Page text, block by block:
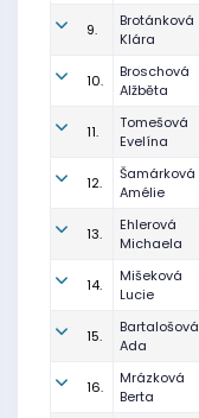
9.
Brotánková
Klára
10.
Broschová
Alžběta
11.
Tomešová
Evelína
12.
Šamárková
Amélie
13.
Ehlerová
Michaela
14.
Mišeková
Lucie
15.
Bartalošová
Ada
16.
Mrázková
Berta